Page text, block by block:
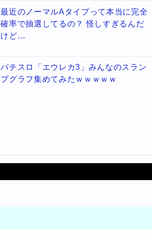
最近のノーマルAタイプって本当に完全
確率で抽選してるの？ 怪しすぎるんだ
けど…
パチスロ「エウレカ3」みんなのスラン
プグラフ集めてみたｗｗｗｗｗ